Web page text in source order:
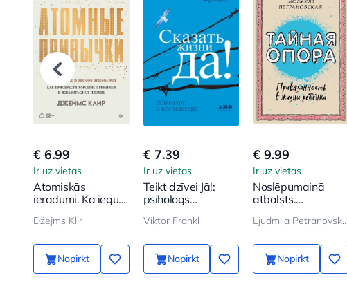
€ 6.99
Ir uz vietas
Atomiskās
ieradumi. Kā iegūt
un atbrīvoties no
Džejms Klir
Nopirkt
€ 7.39
Ir uz vietas
Teikt dzīvei Jā!:
psihologs
nometnē
Viktor Frankl
Nopirkt
€ 9.99
Ir uz vietas
Noslēpumainā
atbalsts.
bērna dzīvē
Ljudmila
Nopirkt